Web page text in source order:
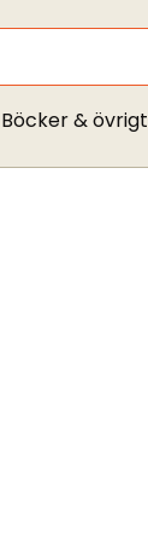
Böcker & övrigt